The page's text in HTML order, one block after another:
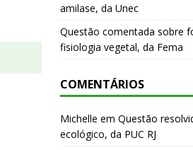
amilase, da Unec
Questão comentada sobre
fisiologia vegetal, da Fema
COMENTÁRIOS
Michelle em Questão
ecológico, da PUC RJ